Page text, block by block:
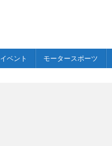
イベント モータースポーツ